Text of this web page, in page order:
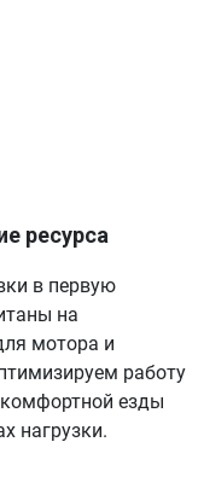
ресурса
в первую
на
мотора и
работу
езды
нагрузки.